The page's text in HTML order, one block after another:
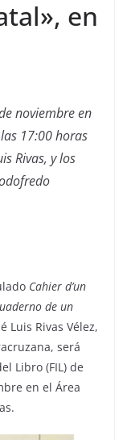
en
noviembre en
17:00 horas
Rivas, y los
Cahier d’un
de un
Luis Rivas Vélez,
será
Libro (FIL) de
en el Área